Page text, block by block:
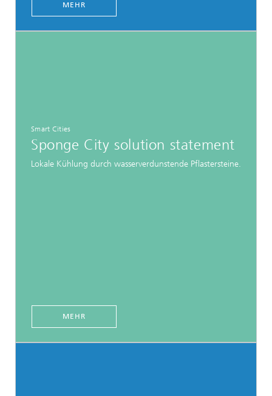
MEHR
Smart Cities
Sponge City solution statement
Lokale Kühlung durch wasserverdunstende Pflastersteine.
MEHR